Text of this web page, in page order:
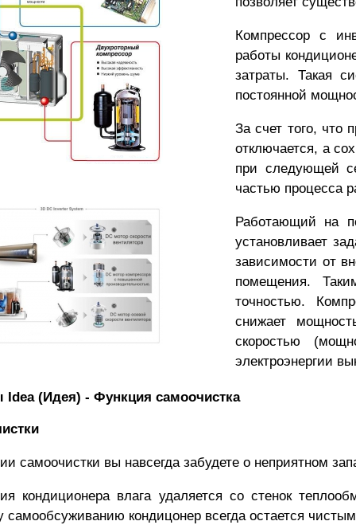
Компрессор с
работы
затраты. Такая
постоянной
За счет того, что
отключается, а
при следующей
частью процесса
Работающий на
установливает
зависимости от
помещения.
точностью.
снижает
скоростью
электроэнергии
самоочистки вы навсегда забудете о неприятном
кондиционера влага удаляется со стенок
самообсуживанию кондицонер всегда остается